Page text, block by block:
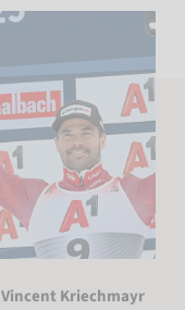
Vincent Kriechmayr